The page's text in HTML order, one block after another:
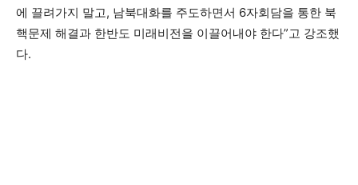
에 끌려가지 말고, 남북대화를 주도하면서 6자회담을 통한 북
핵문제 해결과 한반도 미래비전을 이끌어내야 한다”고 강조했
다.